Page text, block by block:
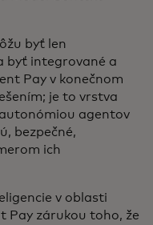
byť len
byť integrované a
Pay v konečnom
je to vrstva
agentov
bezpečné,
ich
v oblasti
Pay zárukou toho, že